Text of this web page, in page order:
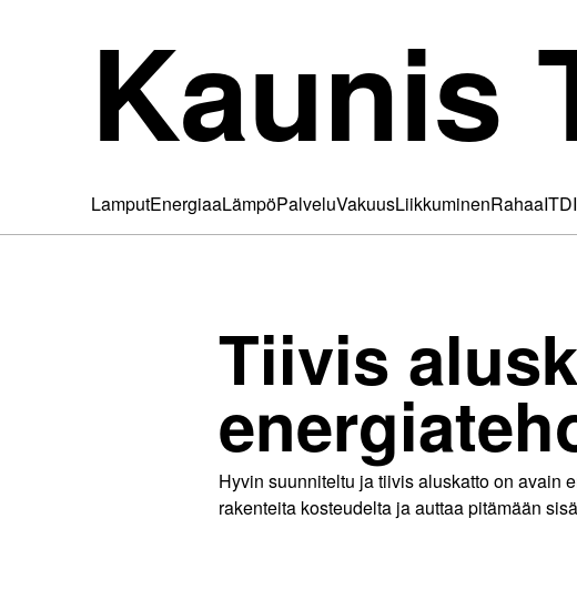
Kaunis
LamputEnergiaaLämpöPalveluVakuusLiikkuminenRahaaIT
Tiivis
Hyvin suunniteltu ja tiivis aluskatto on avain
rakenteita kosteudelta ja auttaa pitämään